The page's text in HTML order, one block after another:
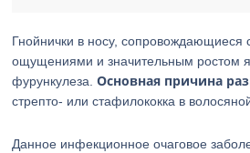
Гнойнички в носу,
ощущениями и значительным ростом
фурункулеза.Основная причина
стрепто- или стафилококка в
Данное инфекционное очаговое